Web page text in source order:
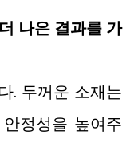
나은 결과를 가
. 두꺼운 소재는
정성을 높여주